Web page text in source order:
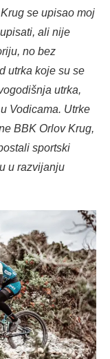
se upisao moj
ali nije
no bez
utrka koje su se
utrka,
Vodicama. Utrke
BBK Orlov Krug,
sportski
u razvijanju